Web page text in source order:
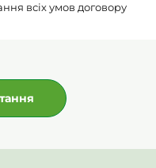
всіх умов договору